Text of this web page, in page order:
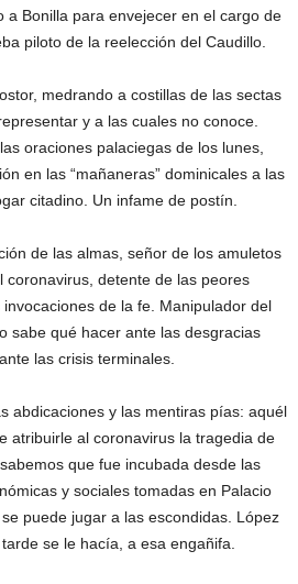
a Bonilla para envejecer en el cargo de
piloto de la reelección del Caudillo.
medrando a costillas de las sectas
y a las cuales no conoce.
oraciones palaciegas de los lunes,
en las “mañaneras” dominicales a las
citadino. Un infame de postín.
de las almas, señor de los amuletos
coronavirus, detente de las peores
de la fe. Manipulador del
sabe qué hacer ante las desgracias
las crisis terminales.
abdicaciones y las mentiras pías: aquél
atribuirle al coronavirus la tragedia de
que fue incubada desde las
y sociales tomadas en Palacio
puede jugar a las escondidas. López
se le hacía, a esa engañifa.